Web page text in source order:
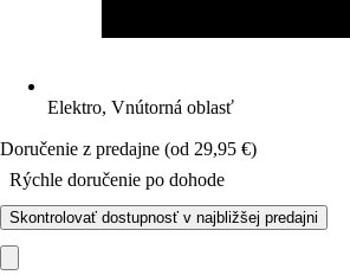
Elektro, Vnútorná oblasť
Doručenie z predajne (od 29,95 €)
Rýchle doručenie po dohode
Skontrolovať dostupnosť v najbližšej predajni